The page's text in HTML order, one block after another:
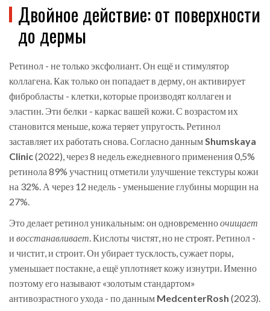
Двойное действие: от поверхности
до дермы
Ретинол - не только эксфолиант. Он ещё и стимулятор
коллагена. Как только он попадает в дерму, он активирует
фибробласты - клетки, которые производят коллаген и
эластин. Эти белки - каркас вашей кожи. С возрастом их
становится меньше, кожа теряет упругость. Ретинол
заставляет их работать снова. Согласно даннымShumskaya
Clinic(2022), через 8 недель ежедневного применения 0,5%
ретинола 89% участниц отметили улучшение текстуры кожи
на 32%. А через 12 недель - уменьшение глубины морщин на
27%.
Это делает ретинол уникальным: он одновременноочищает
и восстанавливает. Кислоты чистят, но не строят. Ретинол -
и чистит, и строит. Он убирает тусклость, сужает поры,
уменьшает постакне, а ещё уплотняет кожу изнутри. Именно
поэтому его называют «золотым стандартом»
антивозрастного ухода - по данным MedcenterRosh (2023).